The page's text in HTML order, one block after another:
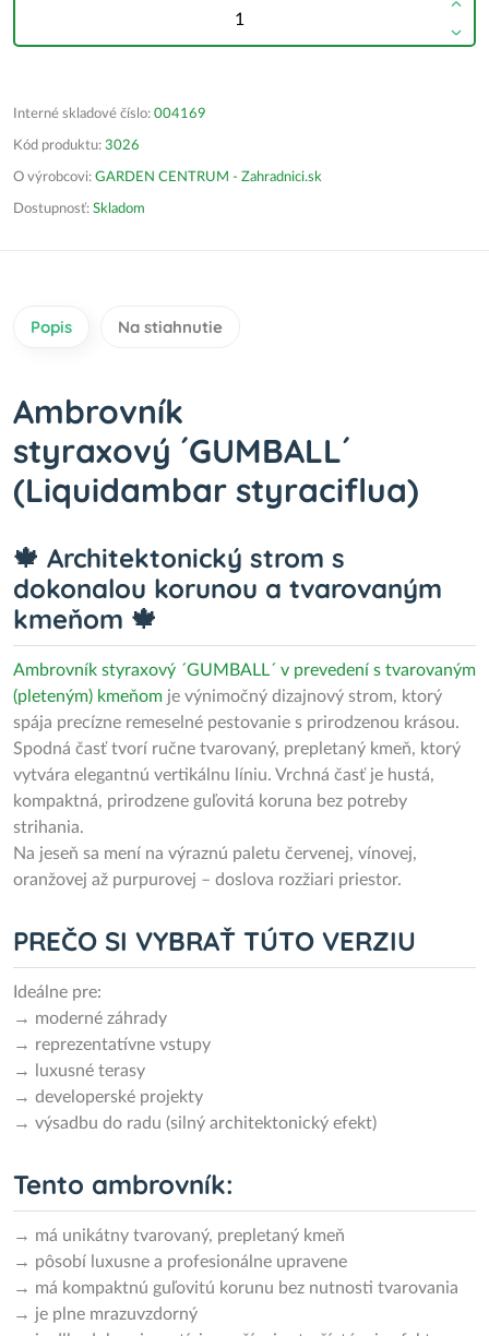
Interné skladové číslo: 004169
Kód produktu: 3026
O výrobcovi: GARDEN CENTRUM - Zahradnici.sk
Dostupnosť: Skladom
Popis Na stiahnutie
Ambrovník
styraxový ´GUMBALL´
(Liquidambar styraciflua)
🍁 Architektonický strom s
dokonalou korunou a tvarovaným
kmeňom 🍁
Ambrovník styraxový ´GUMBALL´ v prevedení s tvarovaným
(pleteným) kmeňom je výnimočný dizajnový strom, ktorý
spája precízne remeselné pestovanie s prirodzenou krásou.
Spodná časť tvorí ručne tvarovaný, prepletaný kmeň, ktorý
vytvára elegantnú vertikálnu líniu. Vrchná časť je hustá,
kompaktná, prirodzene guľovitá koruna bez potreby
strihania.
Na jeseň sa mení na výraznú paletu červenej, vínovej,
oranžovej až purpurovej – doslova rozžiari priestor.
PREČO SI VYBRAŤ TÚTO VERZIU
Ideálne pre:
→ moderné záhrady
→ reprezentatívne vstupy
→ luxusné terasy
→ developerské projekty
→ výsadbu do radu (silný architektonický efekt)
Tento ambrovník:
→ má unikátny tvarovaný, prepletaný kmeň
→ pôsobí luxusne a profesionálne upravene
→ má kompaktnú guľovitú korunu bez nutnosti tvarovania
→ je plne mrazuvzdorný